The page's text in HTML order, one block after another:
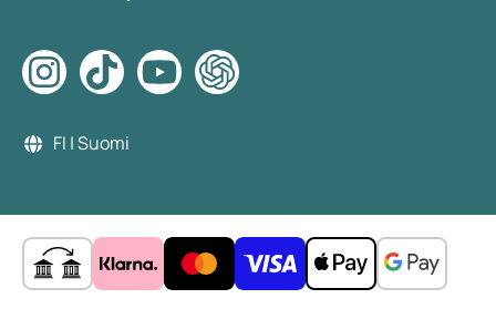
FI | Suomi